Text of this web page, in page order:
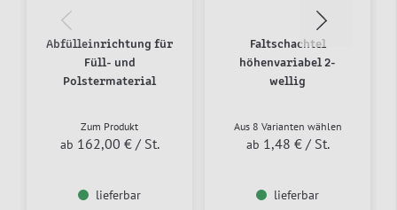
Abfülleinrichtung für
Füll- und
Polstermaterial
Zum Produkt
ab 162,00 € / St.
lieferbar
Faltschachtel
höhenvariabel 2-
wellig
Aus 8 Varianten wählen
ab 1,48 € / St.
lieferbar